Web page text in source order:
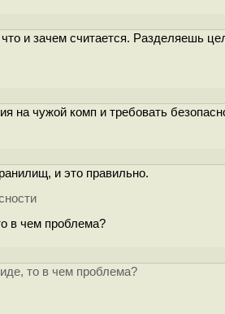
и зачем считается. Разделяешь
на чужой комп и требовать
и это правильно.
в чем проблема?
то в чем проблема?